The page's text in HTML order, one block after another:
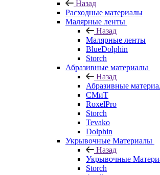
Назад
Расходные материалы
Малярные ленты
Назад
Малярные ленты
BlueDolphin
Storch
Абразивные материалы
Назад
Абразивные
СМиТ
RoxelPro
Storch
Tevako
Dolphin
Укрывочные Материалы
Назад
Укрывочные
Storch